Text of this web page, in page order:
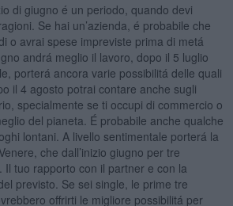
di giugno é un periodo, quando devi
Se hai un’azienda, é probabile che
o avrai spese impreviste prima di metá
andrá meglio il lavoro, dopo il 5 luglio
porterá ancora varie possibilitá delle quali
il 4 agosto potrai contare anche sugli
specialmente se ti occupi di commercio o
del pianeta. É probabile anche qualche
lontani. A livello sentimentale porterá la
che dall’inizio giugno per tre
Il tuo rapporto con il partner e con la
previsto. Se sei single, le prime tre
offrirti le migliore possibilitá per